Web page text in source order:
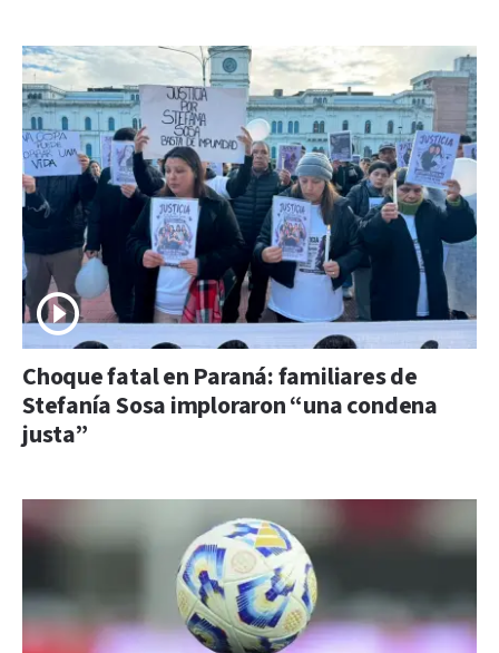
Choque fatal en Paraná: familiares de
Stefanía Sosa imploraron “una condena
justa”